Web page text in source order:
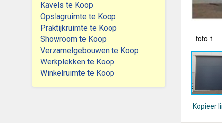
Kavels te Koop
Opslagruimte te Koop
Praktijkruimte te Koop
Showroom te Koop
Verzamelgebouwen te Koop
Werkplekken te Koop
Winkelruimte te Koop
foto 1
Kopieer